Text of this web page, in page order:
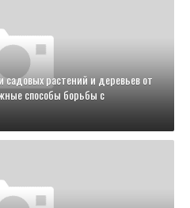
растений и деревьев от
способы борьбы с